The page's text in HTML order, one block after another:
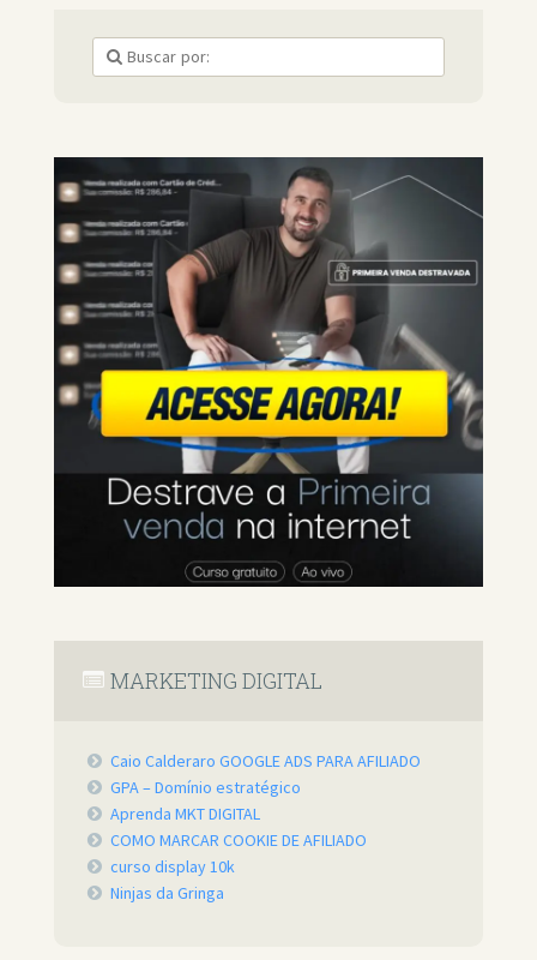
MARKETING DIGITAL
Caio Calderaro GOOGLE ADS PARA AFILIADO
GPA – Domínio estratégico
Aprenda MKT DIGITAL
COMO MARCAR COOKIE DE AFILIADO
curso display 10k
Ninjas da Gringa